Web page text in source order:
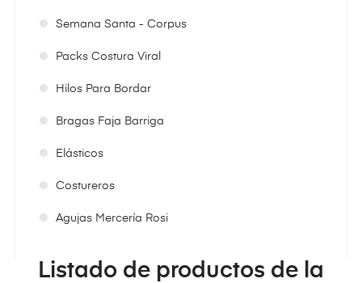
Semana Santa - Corpus
Packs Costura Viral
Hilos Para Bordar
Bragas Faja Barriga
Elásticos
Costureros
Agujas Mercería Rosi
Listado de productos de la